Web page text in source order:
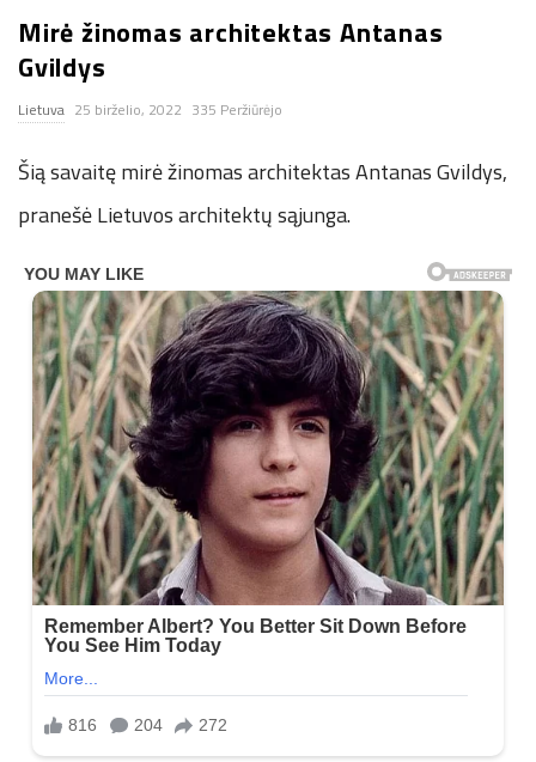
n
.
n
e
t
Mirė žinomas architektas Antanas
Gvildys
Lietuva 25 birželio, 2022 335 Peržiūrėjo
Šią savaitę mirė žinomas architektas Antanas Gvildys,
pranešė Lietuvos architektų sąjunga.